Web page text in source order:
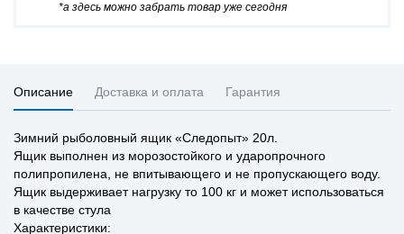
*а здесь можно забрать товар уже сегодня
Описание Доставка и оплата Гарантия
Зимний рыболовный ящик «Следопыт» 20л.
Ящик выполнен из морозостойкого и ударопрочного
полипропилена, не впитывающего и не пропускающего воду.
Ящик выдерживает нагрузку то 100 кг и может использоваться
в качестве стула
Характеристики: